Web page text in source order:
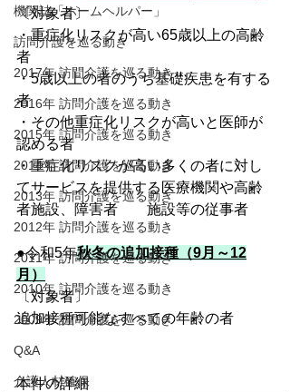
機関誌「ホームヘルパー」
訪問介護を巡る動き
2017年 訪問介護を巡る動き
2016年 訪問介護を巡る動き
2015年 訪問介護を巡る動き
2014年 訪問介護を巡る動き
2013年 訪問介護を巡る動き
2012年 訪問介護を巡る動き
2011年 訪問介護を巡る動き
2010年 訪問介護を巡る動き
2009年 訪問介護を巡る動き
Q&A
介護人材確保
〔対象者〕
・重症化リスクが高い65歳以上の高齢
者
・5歳以上の者のうち基礎疾患を有する
者
・その他重症化リスクが高いと医師が
認める者
・重症化リスクが高い多くの者に対し
てサービスを提供する医療機関や高齢
者施設、障害者　　施設等の従事者
●令和5年秋冬の追加接種（9月～12
月）
〔対象者〕
追加接種可能なすべての年齢の者
本件の詳細